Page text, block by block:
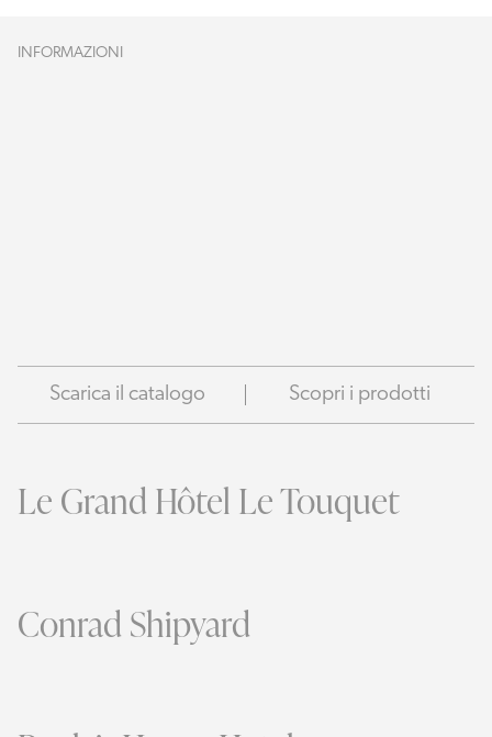
INFORMAZIONI
Scarica il catalogo Scopri i prodotti
Le Grand Hôtel Le Touquet
Conrad Shipyard